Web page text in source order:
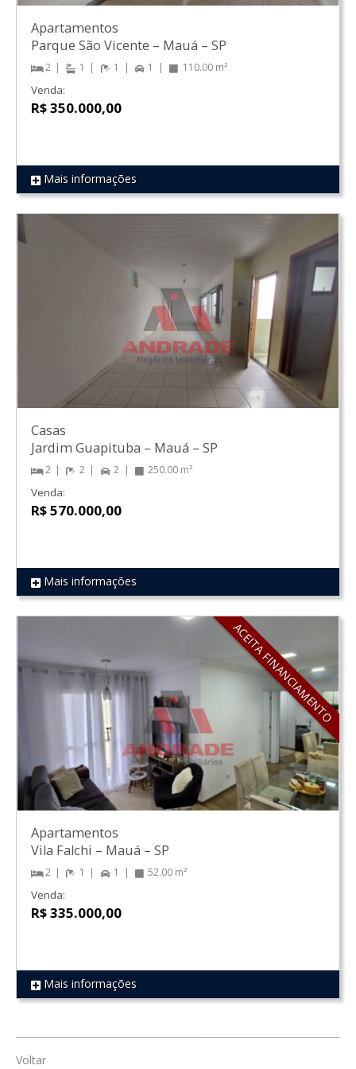
REF 343
Apartamentos
Parque São Vicente – Mauá – SP
2 1 1 1 110.00 m²
Venda:
R$ 350.000,00
Mais informações
REF 617
Casas
Jardim Guapituba – Mauá – SP
2 2 2 250.00 m²
Venda:
R$ 570.000,00
Mais informações
ACEITA FINANCIAMENTO
REF 550
Apartamentos
Vila Falchi – Mauá – SP
2 1 1 52.00 m²
Venda:
R$ 335.000,00
Mais informações
Voltar